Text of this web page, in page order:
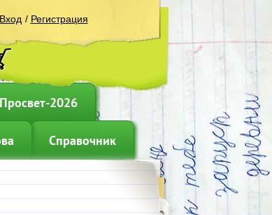
Вход / Регистрация
2026
Справочник